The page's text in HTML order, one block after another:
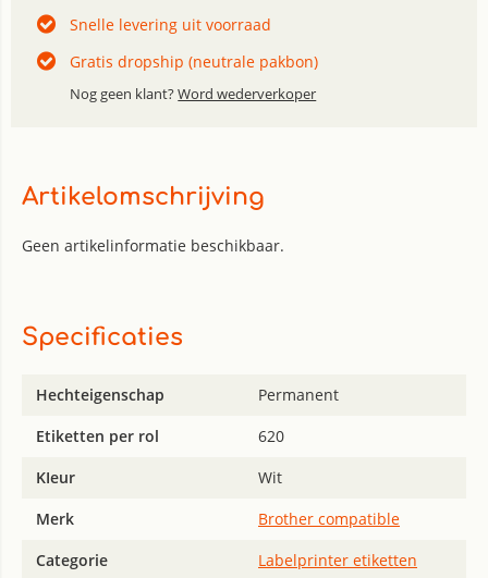
Snelle levering uit voorraad
Gratis dropship (neutrale pakbon)
Nog geen klant?Word wederverkoper
Artikelomschrijving
Geen artikelinformatie beschikbaar.
Specificaties
Hechteigenschap
Permanent
Etiketten per rol
620
KIeur
Wit
Merk
Brother compatible
Categorie
Labelprinter etiketten